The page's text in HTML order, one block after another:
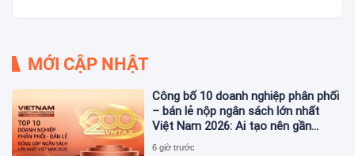
MỚI CẬP NHẬT
Công bố 10 doanh nghiệp phân phối
– bán lẻ nộp ngân sách lớn nhất
Việt Nam 2026: Ai tạo nên gần
12.900 tỷ đồng?
6 giờ trước